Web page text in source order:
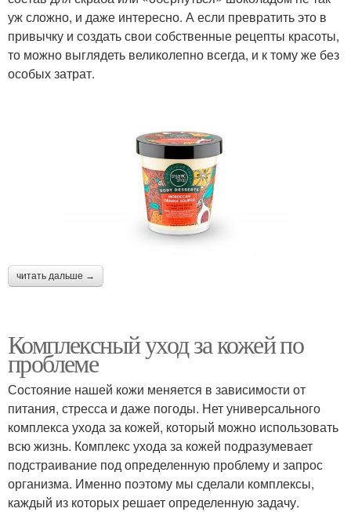
уж сложно, и даже интересно. А если превратить это в
привычку и создать свои собственные рецепты красоты,
то можно выглядеть великолепно всегда, и к тому же без
особых затрат.
читать дальше →
Комплексный уход за кожей по
проблеме
Состояние нашей кожи меняется в зависимости от
питания, стресса и даже погоды. Нет универсального
комплекса ухода за кожей, который можно использовать
всю жизнь. Комплекс ухода за кожей подразумевает
подстраивание под определенную проблему и запрос
организма. Именно поэтому мы сделали комплексы,
каждый из которых решает определенную задачу.